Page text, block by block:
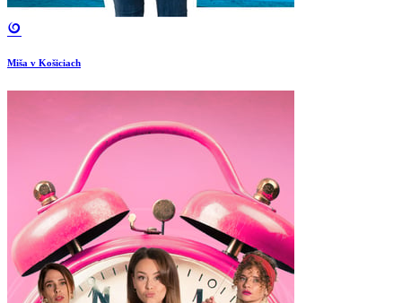
Miša v Košiciach